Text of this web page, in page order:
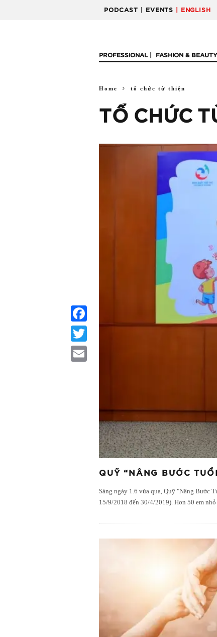
PODCAST | EVENTS | ENGLISH
PROFESSIONAL FASHION & BEAUTY
Home tổ chức từ thiện
TỔ CHỨC
QUỸ “NÂNG BƯỚC
Sáng ngày 1.6 vừa qua, Quỹ "Nâng Bước
15/9/2018 đến 30/4/2019). Hơn 50 em
Facebook
Twitter